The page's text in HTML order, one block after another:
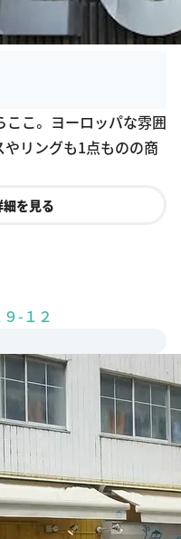
こ。 ヨーロッパな雰囲
やリングも1点ものの商
を見る
-１２